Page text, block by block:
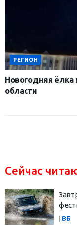
РЕГИОН
Новогодняя ёлка
области
Сейчас
| ВБ